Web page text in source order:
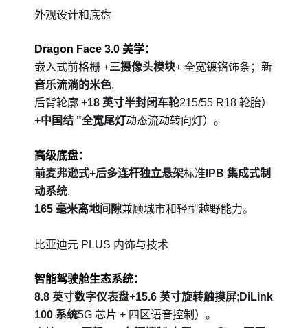
外观设计和底盘
Dragon Face 3.0 美学：
嵌入式前格栅 +三摄像头模块+ 全宽镀铬饰条；新
音乐流淌的米色.
后背轮廓 +18 英寸半封闭车轮215/55 R18 轮胎）
+中国结 "全宽尾灯动态流动转向灯）。
高级底盘：
前麦弗逊式+后多连杆独立悬架标准 IPB 集成式制
动系统.
165 毫米离地间隙兼顾城市和轻型越野能力。
比亚迪元 PLUS 内饰与技术
智能驾驶舱生态系统：
8.8 英寸数字仪表盘+15.6 英寸旋转触摸屏; DiLink
100 系统5G 芯片 + 四区语音控制）。